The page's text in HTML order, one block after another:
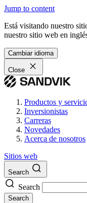
Jump to content
Está visitando nuestro
nuestro sitio web en
Cambiar idioma
Close
Productos y
Inversionistas
Carreras
Novedades
Acerca de nosotros
Sitios web
Search
Search
Search